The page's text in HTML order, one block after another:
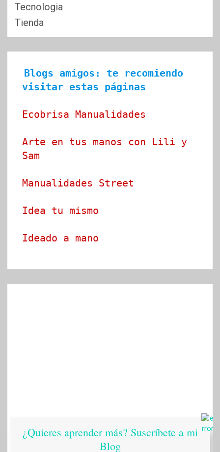
Tecnologia
Tienda
Blogs amigos: te recomiendo
visitar estas páginas
Ecobrisa Manualidades
Arte en tus manos con Lili y
Sam
Manualidades Street
Idea tu mismo
Ideado a mano
¿Quieres aprender más? Suscríbete a mi
Blog